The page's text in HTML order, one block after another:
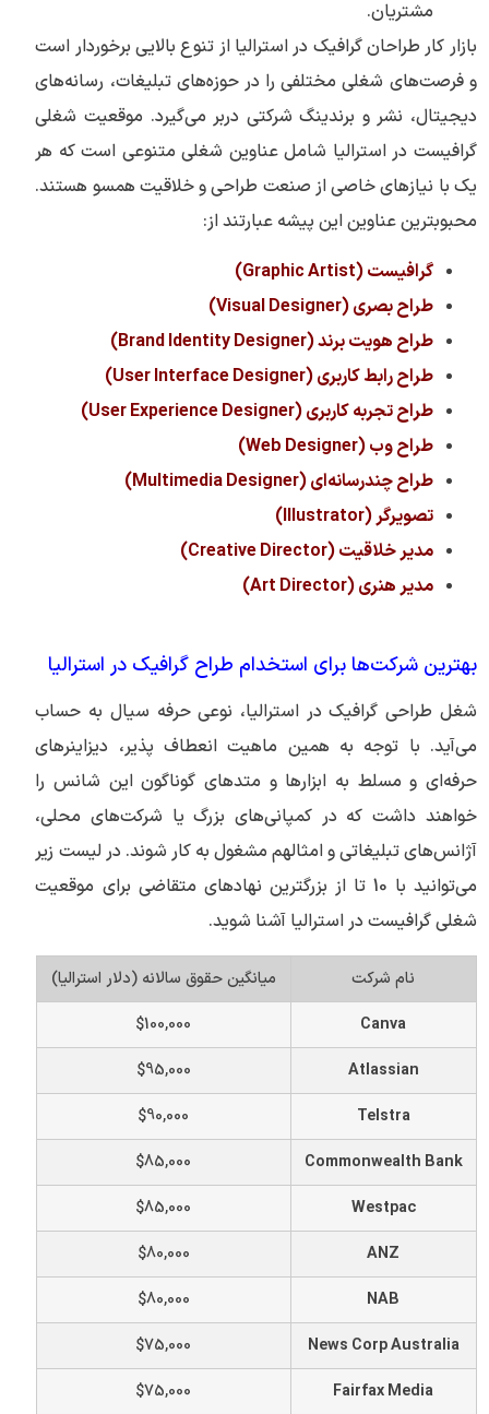
مشتریان.
بازار کار طراحان گرافیک در استرالیا از تنوع بالایی برخوردار است
و فرصت‌های شغلی مختلفی را در حوزه‌های تبلیغات، رسانه‌های
دیجیتال، نشر و برندینگ شرکتی دربر می‌گیرد. موقعیت شغلی
گرافیست در استرالیا شامل عناوین شغلی متنوعی است که هر
یک با نیازهای خاصی از صنعت طراحی و خلاقیت همسو هستند.
محبوبترین عناوین این پیشه عبارتند از:
گرافیست (Graphic Artist)
طراح بصری (Visual Designer)
طراح هویت برند (Brand Identity Designer)
طراح رابط کاربری (User Interface Designer)
طراح تجربه کاربری (User Experience Designer)
طراح وب (Web Designer)
طراح چندرسانه‌ای (Multimedia Designer)
تصویرگر (Illustrator)
مدیر خلاقیت (Creative Director)
مدیر هنری (Art Director)
بهترین شرکت‌ها برای استخدام طراح گرافیک در استرالیا
شغل طراحی گرافیک در استرالیا، نوعی حرفه سیال به حساب
می‌آید. با توجه به همین ماهیت انعطاف پذیر، دیزاینرهای
حرفه‌ای و مسلط به ابزارها و متدهای گوناگون این شانس را
خواهند داشت که در کمپانی‌های بزرگ یا شرکت‌های محلی،
آژانس‌های تبلیغاتی و امثالهم مشغول به کار شوند. در لیست زیر
می‌توانید با 10 تا از بزرگترین نهادهای متقاضی برای موقعیت
شغلی گرافیست در استرالیا آشنا شوید.
نام شرکت
میانگین حقوق سالانه (دلار استرالیا)
Canva
$100,000
Atlassian
$95,000
Telstra
$90,000
Commonwealth Bank
$85,000
Westpac
$85,000
ANZ
$80,000
NAB
$80,000
News Corp Australia
$75,000
Fairfax Media
$75,000